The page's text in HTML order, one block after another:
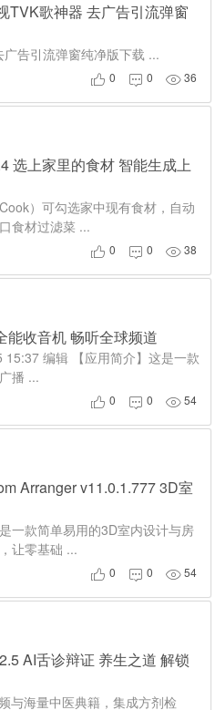
TVK歌神器 去广告引流弹窗
告引流弹窗纯净版下载 ...
 0  0 36
选上家里的食材 智能生成上
）可勾选家中现有食材，自动
食材过滤菜 ...
 0  0 38
能收音机 畅听全球频道
编辑 【应用简介】这是一款
播 ...
 0  0 54
Arranger v11.0.1.777 3D室
一款简单易用的3D室内设计与房
让零基础 ...
 0  0 54
AI舌诊辩证 养生之道 解锁
与海量中医典籍，集成方剂检